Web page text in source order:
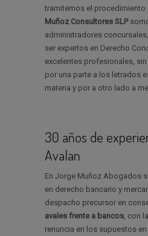
tramitemos el procedimiento
Muñoz Consultores SLP
administradores
ser expertos en Derecho
excelentes profesionales,
por una parte a los letrados
materia y por a otro lado a
30 años de
Avalan
En Jorge Muñoz Abogados
en derecho bancario y
despacho precursor en
avales frente a bancos, con
renuncia en los supuestos